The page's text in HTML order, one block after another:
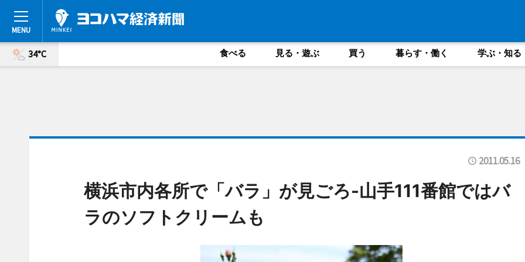
34°C 食べる 見る・遊ぶ 買う 暮らす・働く 学ぶ・知る
2011.05.16
横浜市内各所で「バラ」が見ごろ-山手111番館ではバ
ラのソフトクリームも